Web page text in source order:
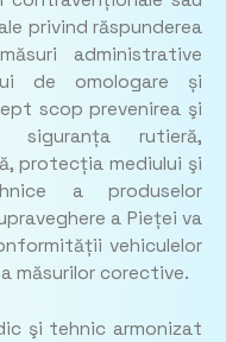
privind răspunderea
administrative
de omologare și
scop prevenirea şi
siguranța rutieră,
protecția mediului şi
a produselor
a Pieței va
vehiculelor
măsurilor corective.
şi tehnic armonizat